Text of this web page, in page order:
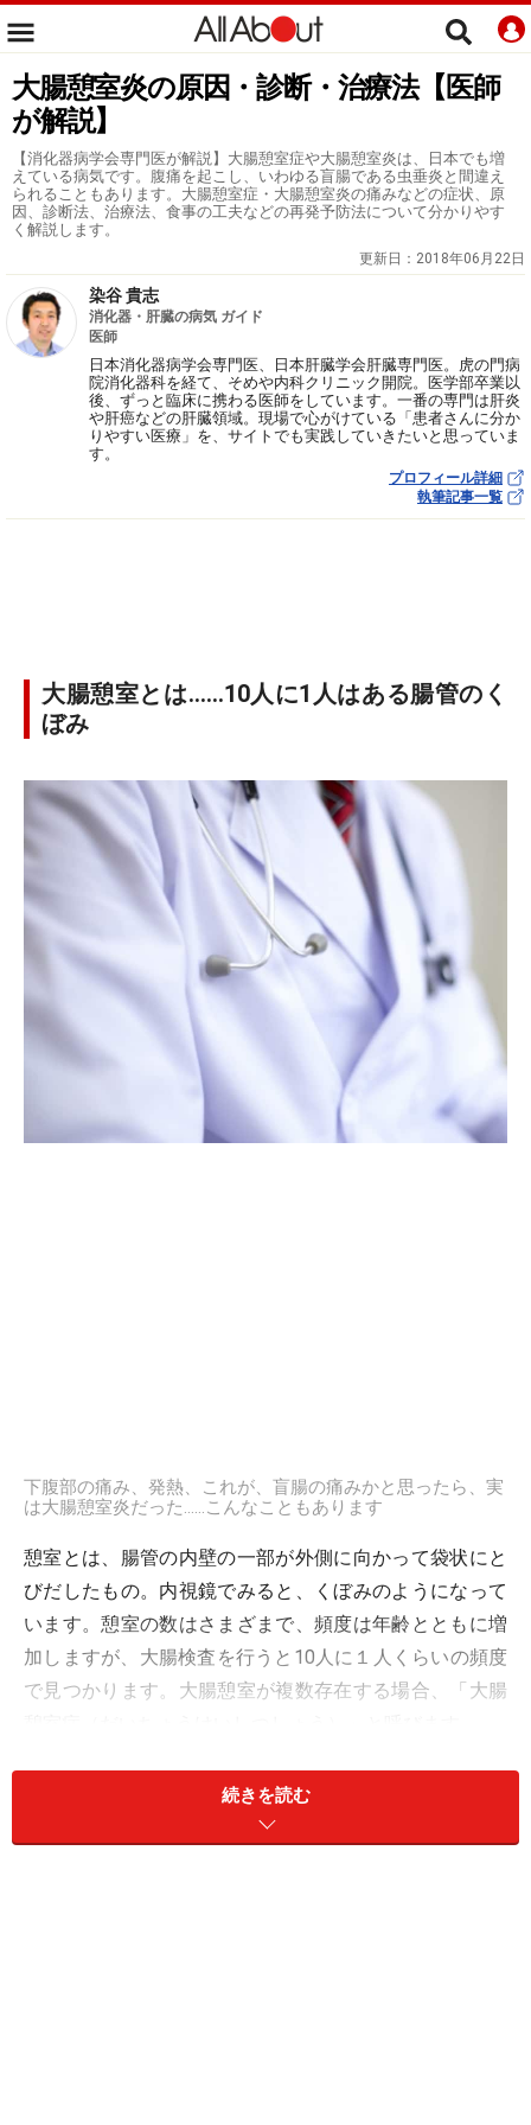
大腸憩室炎の原因・診断・治療法【医師
が解説】
【消化器病学会専門医が解説】大腸憩室症や大腸憩室炎は、日本でも増
えている病気です。腹痛を起こし、いわゆる盲腸である虫垂炎と間違え
られることもあります。大腸憩室症・大腸憩室炎の痛みなどの症状、原
因、診断法、治療法、食事の工夫などの再発予防法について分かりやす
く解説します。
更新日： 2018年06月22日
染谷 貴志
消化器・肝臓の病気 ガイド
医師
日本消化器病学会専門医、日本肝臓学会肝臓専門医。虎の門病
院消化器科を経て、そめや内科クリニック開院。医学部卒業以
後、ずっと臨床に携わる医師をしています。一番の専門は肝炎
や肝癌などの肝臓領域。現場で心がけている「患者さんに分か
りやすい医療」を、サイトでも実践していきたいと思っていま
す。
プロフィール詳細
執筆記事一覧
大腸憩室とは……10人に1人はある腸管のく
ぼみ
下腹部の痛み、発熱、これが、盲腸の痛みかと思ったら、実
は大腸憩室炎だった……こんなこともあります
憩室とは、腸管の内壁の一部が外側に向かって袋状にと
びだしたもの。内視鏡でみると、くぼみのようになって
います。憩室の数はさまざまで、頻度は年齢とともに増
加しますが、大腸検査を行うと10人に１人くらいの頻度
で見つかります。大腸憩室が複数存在する場合、「大腸
大腸は右下腹部より始まり上行結腸、横行結腸、下行結
腸と腹部外周を１回りし、S状結腸、直腸、肛門で終わ
続きを読む